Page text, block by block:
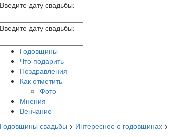
Введите дату свадьбы:
Введите дату свадьбы:
Годовщины
Что подарить
Поздравления
Как отметить
Фото
Мнения
Венчание
Годовщины свадьбы > Интересное о годовщинах >